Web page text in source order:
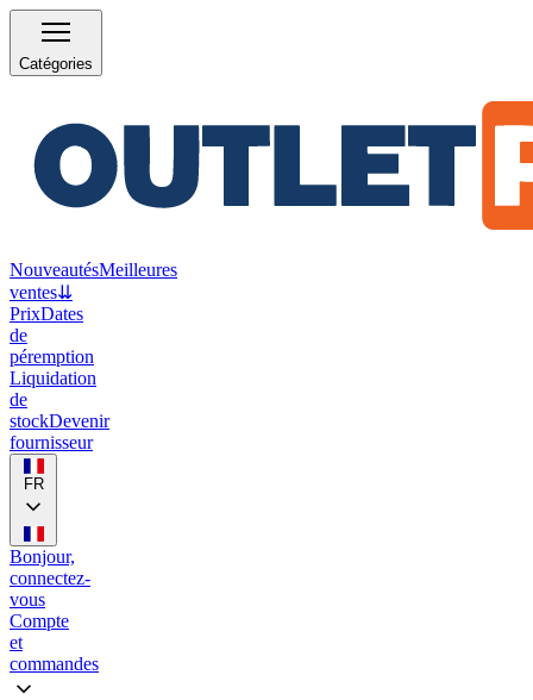
Catégories
NouveautésMeilleures
ventes⇊
PrixDates
de
péremption
Liquidation
de
stockDevenir
fournisseur
FR
Bonjour,
connectez-
vous
Compte
et
commandes